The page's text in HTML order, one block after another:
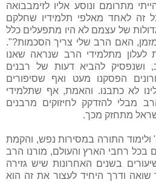
מתרומם ונוסע אליו לזימבבואה
זה לאחד מאלפי תלמידיו שחלקם
של עצמם לא היו מתפעלים כלל
מזמן, האם הרב שלי צריך הסכמות?".
לעלון מתלמידי הרב שנראה שאנו
להביא דעות של רבנים
הפסקנו מעט ואף שסיפורים
לא כתבנו. והאמת, אף שתלמידי
מבלי להזדקק לחיזוקים מרבנים
מתחזק מכך.
ה' ולימוד התורה במסירות נפש, והקמת
בכל רחבי הארץ והעולם, מורנו הרב
בשנים האחרונות שיש גזירה
ודרך היחיד לעצור את זה הוא